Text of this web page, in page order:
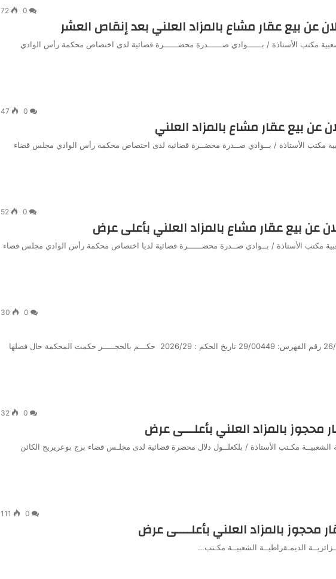
0
72
عن بيع عقار مشاع بالمزاد العلني بعد إنقاص العشر
مكتب الأستاذة / بــــــوادي صــــــدرة محضــــــرة قضائية لدى اختصاص محكمة رأس الوادي
0
47
عن بيع عقار مشاع بالمزاد العلني
مكتب الأستاذة / بــوادي صــدرة محضــرة قضائية لدى اختصاص محكمة رأس الوادي مجلس قضاء
0
52
عن بيع عقار مشاع بالمزاد العلني بأعلى عرض
مكتب الأستاذة / بــوادي صــدرة محضــــــرة قضائية لديا اختصاص محكمة رأس الوادي مجلس قضاء
0
30
محكمة برج الغدير رقم الجدول: 26/00154 رقم الفهرس: 29/00449 تاريخ الحكم : 2026/29 حكـــم بالحجـــــر حكمت المحكمة حال فصلها
0
32
محجوز بالمزاد العلني بأعلـــى عرض
الشعبيــة مكـتب الأستاذة / بلكعلــول دلال محضرة قضائية لدى مجلـس قضاء برج بوعريريج الكائن
0
111
محجوز بالمزاد العلني بأعلــــى عرض
الشعبيــة مكـتب…